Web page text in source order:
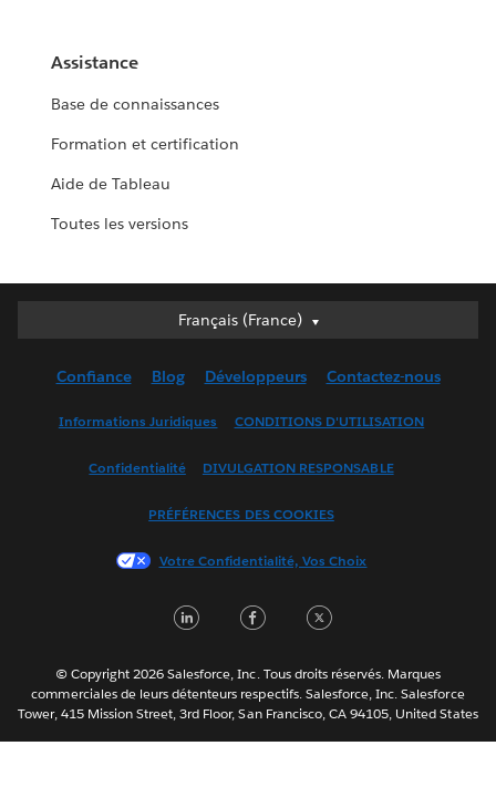
Assistance
Base de connaissances
Formation et certification
Aide de Tableau
Toutes les versions
Français (France)
Français (France)
English (UK)
Français (Canada)
한국어
Português
ไทย
简体中文
Confiance Blog Développeurs Contactez-nous
Informations Juridiques CONDITIONS D'UTILISATION
Confidentialité DIVULGATION RESPONSABLE
PRÉFÉRENCES DES COOKIES
Votre Confidentialité, Vos Choix
LinkedInFacebook
© Copyright 2026 Salesforce, Inc. Tous droits réservés. Marques
commerciales de leurs détenteurs respectifs. Salesforce, Inc. Salesforce
Tower, 415 Mission Street, 3rd Floor, San Francisco, CA 94105, United States